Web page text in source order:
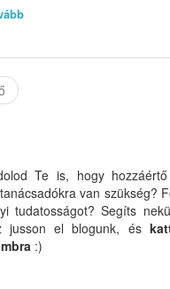
Te is, hogy
van szükség?
tudatosságot? Segíts
jusson el blogunk, és
:)